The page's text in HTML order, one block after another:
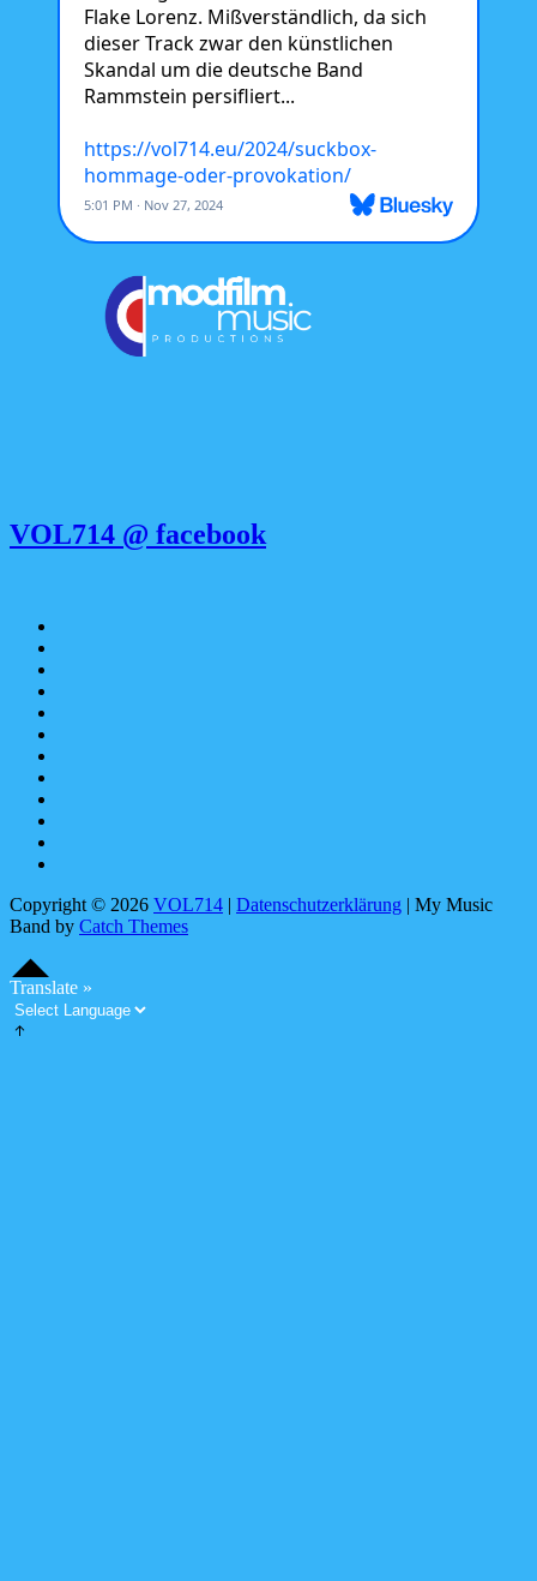
VOL714 @ facebook
Copyright © 2026 VOL714 | Datenschutzerklärung | My Music
Band by Catch Themes
Up
Up
Translate »
S
cr
o
l
l
Up